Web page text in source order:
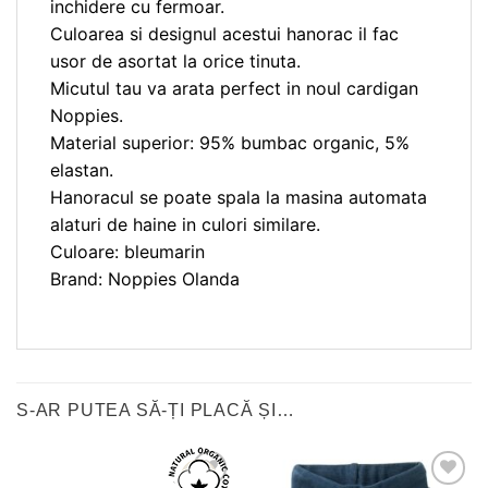
inchidere cu fermoar.
Culoarea si designul acestui hanorac il fac
usor de asortat la orice tinuta.
Micutul tau va arata perfect in noul cardigan
Noppies.
Material superior: 95% bumbac organic, 5%
elastan.
Hanoracul se poate spala la masina automata
alaturi de haine in culori similare.
Culoare: bleumarin
Brand: Noppies Olanda
S-AR PUTEA SĂ-ȚI PLACĂ ȘI…